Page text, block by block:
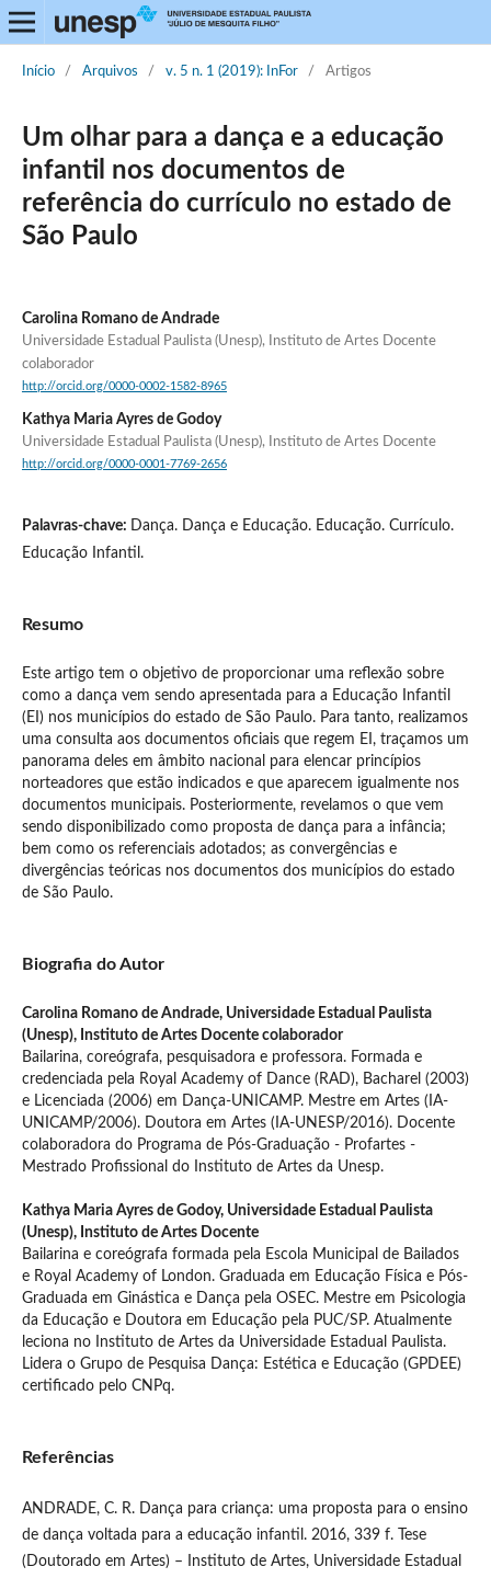
Início / Arquivos / v. 5 n. 1 (2019): InFor / Artigos
Um olhar para a dança e a educação
infantil nos documentos de
referência do currículo no estado de
São Paulo
Carolina Romano de Andrade
Universidade Estadual Paulista (Unesp), Instituto de Artes Docente
colaborador
http://orcid.org/0000-0002-1582-8965
Kathya Maria Ayres de Godoy
Universidade Estadual Paulista (Unesp), Instituto de Artes Docente
http://orcid.org/0000-0001-7769-2656
Palavras-chave:
Dança. Dança e Educação. Educação. Currículo.
Educação Infantil.
Resumo
Este artigo tem o objetivo de proporcionar uma reflexão sobre
como a dança vem sendo apresentada para a Educação Infantil
(EI) nos municípios do estado de São Paulo. Para tanto, realizamos
uma consulta aos documentos oficiais que regem EI, traçamos um
panorama deles em âmbito nacional para elencar princípios
norteadores que estão indicados e que aparecem igualmente nos
documentos municipais. Posteriormente, revelamos o que vem
sendo disponibilizado como proposta de dança para a infância;
bem como os referenciais adotados; as convergências e
divergências teóricas nos documentos dos municípios do estado
de São Paulo.
Biografia do Autor
Carolina Romano de Andrade, Universidade Estadual Paulista
(Unesp), Instituto de Artes Docente colaborador
Bailarina, coreógrafa, pesquisadora e professora. Formada e
credenciada pela Royal Academy of Dance (RAD), Bacharel (2003)
e Licenciada (2006) em Dança-UNICAMP. Mestre em Artes (IA-
UNICAMP/2006). Doutora em Artes (IA-UNESP/2016). Docente
colaboradora do Programa de Pós-Graduação - Profartes -
Mestrado Profissional do Instituto de Artes da Unesp.
Kathya Maria Ayres de Godoy, Universidade Estadual Paulista
(Unesp), Instituto de Artes Docente
Bailarina e coreógrafa formada pela Escola Municipal de Bailados
e Royal Academy of London. Graduada em Educação Física e Pós-
Graduada em Ginástica e Dança pela OSEC. Mestre em Psicologia
da Educação e Doutora em Educação pela PUC/SP. Atualmente
leciona no Instituto de Artes da Universidade Estadual Paulista.
Lidera o Grupo de Pesquisa Dança: Estética e Educação (GPDEE)
certificado pelo CNPq.
Referências
ANDRADE, C. R. Dança para criança: uma proposta para o ensino
de dança voltada para a educação infantil. 2016, 339 f. Tese
(Doutorado em Artes) – Instituto de Artes, Universidade Estadual